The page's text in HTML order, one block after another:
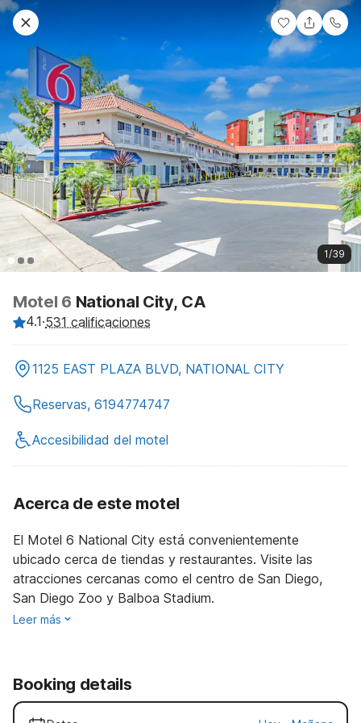
1/39
Motel 6 National City, CA
4.1·531 calificaciones
1125 EAST PLAZA BLVD, NATIONAL CITY
Reservas, 6194774747
Accesibilidad del motel
Acerca de este motel
El Motel 6 National City está convenientemente
ubicado cerca de tiendas y restaurantes. Visite las
atracciones cercanas como el centro de San Diego,
San Diego Zoo y Balboa Stadium.
Leer más
Booking details